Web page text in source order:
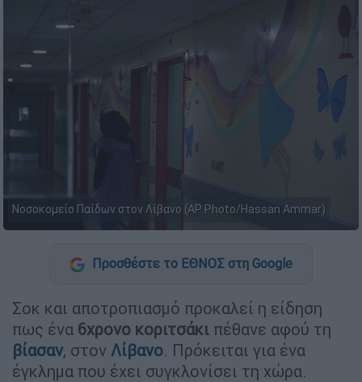
Νοσοκομείο Παίδων στον Λίβανο (AP Photo/Hassan Ammar)
Προσθέστε το ΕΘΝΟΣ στη Google
Σοκ και αποτροπιασμό προκαλεί η είδηση
πως ένα 6χρονο κοριτσάκι πέθανε αφού τη
βίασαν, στον Λίβανο. Πρόκειται για ένα
έγκλημα που έχει συγκλονίσει τη χώρα.